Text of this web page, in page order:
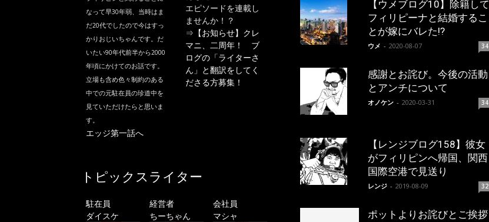
なって早30年弱、当時はま
だ20代でしたので今はすっ
かりおじいちゃんです。だ
いたい90年代前半から2000
年頃にかけてのお話です。
立場も含め色々制約のある
中での元駐在員の珍道中を
見ていただけたらと思いま
す。
エッジ第一話へ
エピソードを連載し
ませんか！？
⇒ 【お知らせ】クレ
マニ、二周年！ ブ
ログの「ライターさ
ん」と翻訳をしてく
ださる方募集！
トピックスライター
駐在員
ダイスケ
経営者
ちーちゃん
会社員
マシャ
【ウメブログ10】除籍して
フィリピーナと結婚するこ
とが嫁にバレた!?
ウメ - 2020-08-07 34
感謝とお詫び。今後の活動
とアンチについて
オノケン - 2020-03-31 34
【レンジブログ158】彼女
がフィリピンへ帰国、関西
国際空港で見送り
レンジ - 2019-08-09 32
ポットよりお詫びとご挨拶